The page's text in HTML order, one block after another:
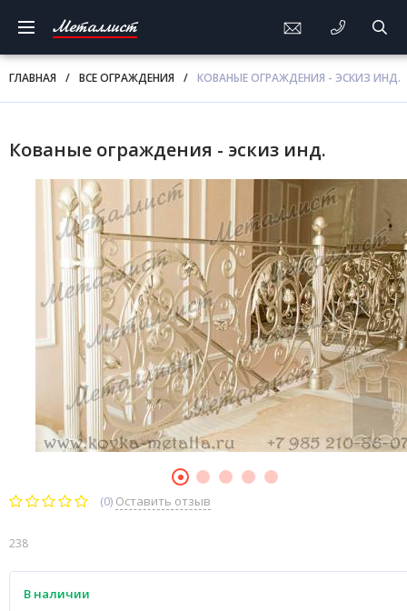
Металлист
ГЛАВНАЯ / ВСЕ ОГРАЖДЕНИЯ / КОВАНЫЕ ОГРАЖДЕНИЯ - ЭСКИЗ ИНД.
Кованые ограждения - эскиз инд.
(0) Оставить отзыв
238
В наличии